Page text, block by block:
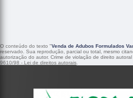
O conteúdo do texto "Venda de Adubos Formulados
reservado. Sua reprodução, parcial ou total, mesmo
autorização do autor. Crime de violação de direito
9610/98 - Lei de direitos autorais